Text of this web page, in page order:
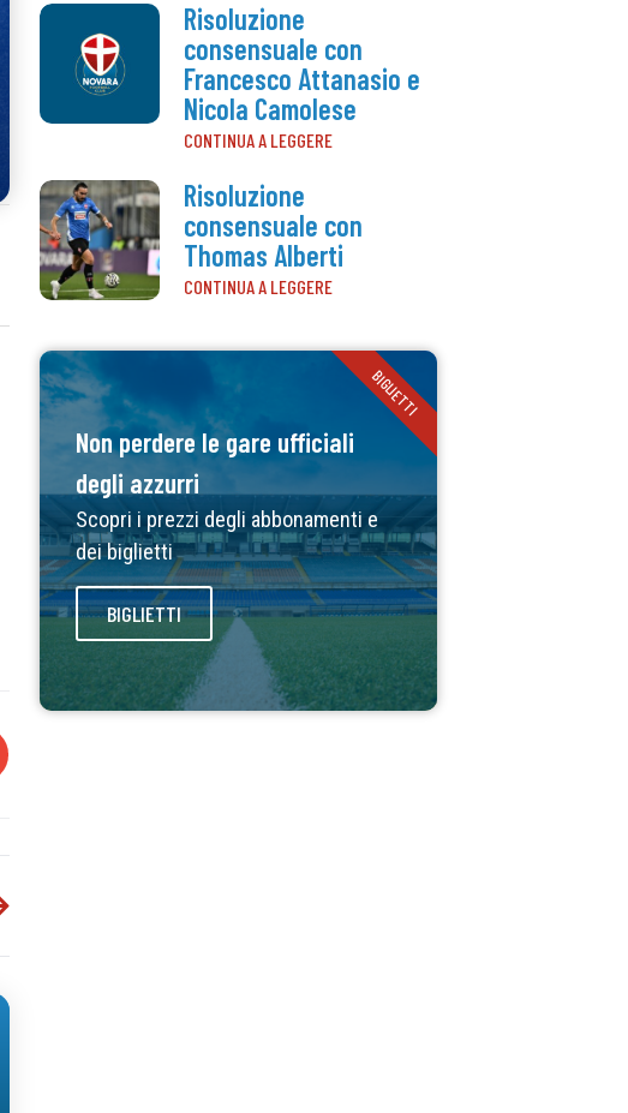
Risoluzione
consensuale con
Francesco Attanasio e
Nicola Camolese
CONTINUA A LEGGERE
Risoluzione
consensuale con
Thomas Alberti
CONTINUA A LEGGERE
Non perdere le gare ufficiali
degli azzurri
Scopri i prezzi degli abbonamenti e
dei biglietti
BIGLIETTI
BIGLIETTI